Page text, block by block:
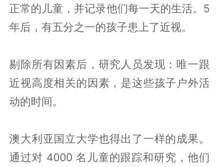
正常的儿童，并记录他们每一天的生活。5
年后，有五分之一的孩子患上了近视。
剔除所有因素后，研究人员发现：唯一跟
近视高度相关的因素，是这些孩子户外活
动的时间。
澳大利亚国立大学也得出了一样的成果。
通过对 4000 名儿童的跟踪和研究，他们